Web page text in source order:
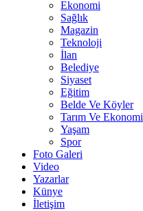
Ekonomi
Sağlık
Magazin
Teknoloji
İlan
Belediye
Siyaset
Eğitim
Belde Ve Köyler
Tarım Ve Ekonomi
Yaşam
Spor
Foto Galeri
Video
Yazarlar
Künye
İletişim